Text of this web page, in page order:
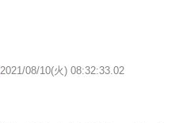
2021/08/10(火) 08:32:33.02